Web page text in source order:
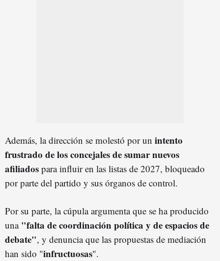
Además, la dirección se molestó por un intento
frustrado de los concejales de sumar nuevos
afiliados para influir en las listas de 2027, bloqueado
por parte del partido y sus órganos de control.
Por su parte, la cúpula argumenta que se ha producido
una "falta de coordinación política y de espacios de
debate", y denuncia que las propuestas de mediación
han sido "infructuosas".